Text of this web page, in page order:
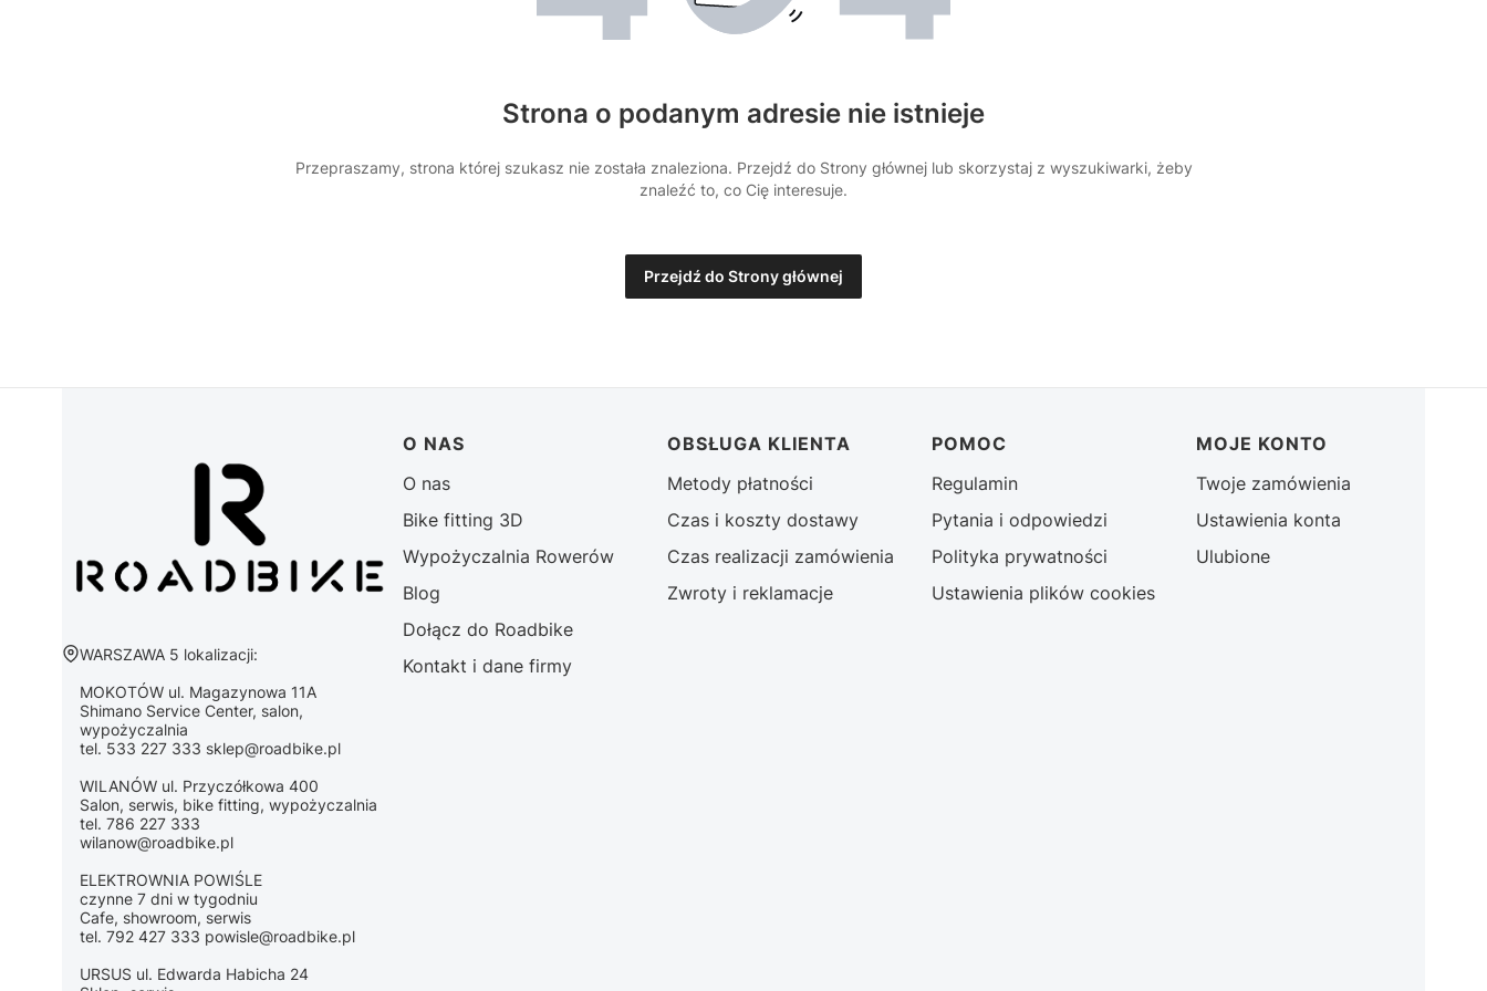
Strona o podanym adresie nie istnieje
Przepraszamy, strona której szukasz nie została znaleziona. Przejdź do Strony głównej lub skorzystaj z wyszukiwarki, żeby
znaleźć to, co Cię interesuje.
Przejdź do Strony głównej
Adres:
WARSZAWA 5 lokalizacji:
MOKOTÓW ul. Magazynowa 11A
Shimano Service Center, salon,
wypożyczalnia
tel. 533 227 333 sklep@roadbike.pl
WILANÓW ul. Przyczółkowa 400
Salon, serwis, bike fitting, wypożyczalnia
tel. 786 227 333
wilanow@roadbike.pl
ELEKTROWNIA POWIŚLE
czynne 7 dni w tygodniu
Cafe, showroom, serwis
tel. 792 427 333 powisle@roadbike.pl
URSUS ul. Edwarda Habicha 24
Linki w stopce
O NAS
O nas
Bike fitting 3D
Wypożyczalnia Rowerów
Blog
Dołącz do Roadbike
Kontakt i dane firmy
OBSŁUGA KLIENTA
Metody płatności
Czas i koszty dostawy
Czas realizacji zamówienia
Zwroty i reklamacje
POMOC
Regulamin
Pytania i odpowiedzi
Polityka prywatności
Ustawienia plików cookies
MOJE KONTO
Twoje zamówienia
Ustawienia konta
Ulubione